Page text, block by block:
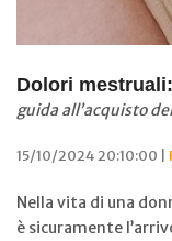
Dolori mestruali:
guida all’acquisto
15/10/2024 20:10:00 |
Nella vita di una
è sicuramente